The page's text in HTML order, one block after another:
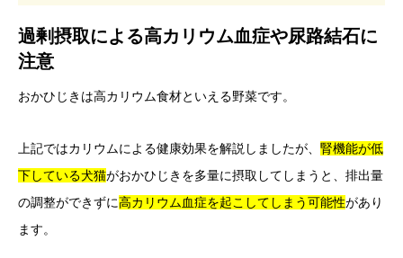
過剰摂取による高カリウム血症や尿路結石に
注意
おかひじきは高カリウム食材といえる野菜です。
上記ではカリウムによる健康効果を解説しましたが、 腎機能が低
下している犬猫がおかひじきを多量に摂取してしまうと、排出量
の調整ができずに高カリウム血症を起こしてしまう可能性があり
ます。